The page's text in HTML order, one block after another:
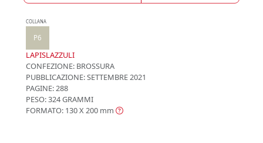
COLLANA
P6
LAPISLAZZULI
CONFEZIONE: BROSSURA
PUBBLICAZIONE:SETTEMBRE 2021
PAGINE: 288
PESO: 324 GRAMMI
FORMATO: 130 X 200 mm